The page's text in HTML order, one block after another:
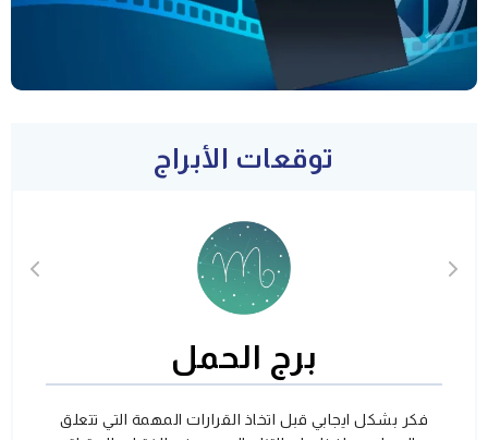
توقعات الأبراج
برج الحمل
فكر بشكل ايجابي قبل اتخاذ القرارات المهمة التي تتعلق